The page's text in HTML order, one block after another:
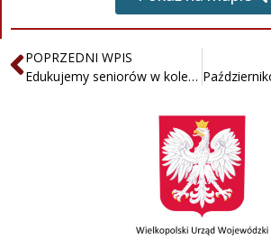
POPRZEDNI WPIS
Edukujemy seniorów w kolejnej dzielnicy Poznania